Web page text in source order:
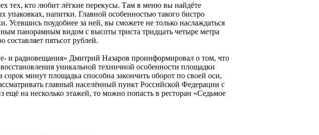
тех, кто любит лёгкие перекусы. Там в меню вы найдёте
упаковках, напитки. Главной особенностью такого бистро
Усевшись поудобнее за ней, вы сможете не только наслаждаться
панорамным видом с высоты триста тридцать четыре метра
составляет пятьсот рублей.
и радиовещания» Дмитрий Назаров проинформировал о том, что
уникальной техничной особенности площадки
минут площадка способна закончить оборот по своей оси,
главный населённый пункт Российской Федерации с
ещё на несколько этажей, то можно попасть в ресторан «Седьмое